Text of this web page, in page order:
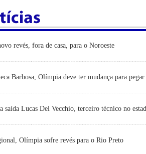
revés, fora de casa, para o Noroeste
Barbosa, Olímpia deve ter mudança para pegar
saída Lucas Del Vecchio, terceiro técnico no
Olímpia sofre revés para o Rio Preto